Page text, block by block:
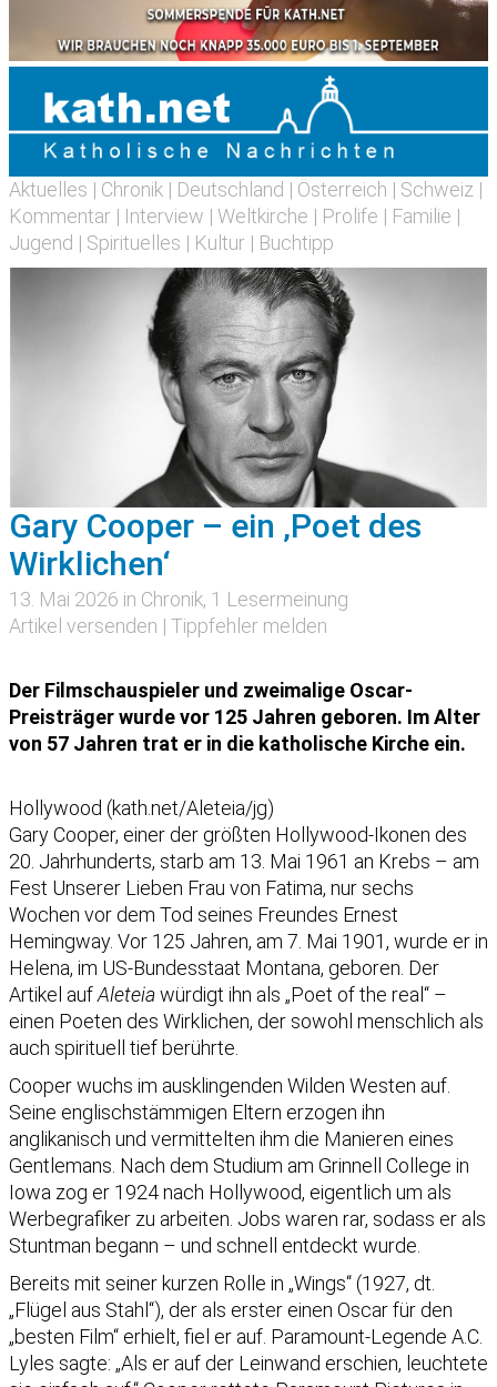
Aktuelles | Chronik | Deutschland | Österreich | Schweiz |
Kommentar | Interview | Weltkirche | Prolife | Familie |
Jugend | Spirituelles | Kultur | Buchtipp
Gary Cooper – ein ‚Poet des
Wirklichen‘
13. Mai 2026 in Chronik, 1 Lesermeinung
Artikel versenden | Tippfehler melden
Der Filmschauspieler und zweimalige Oscar-
Preisträger wurde vor 125 Jahren geboren. Im Alter
von 57 Jahren trat er in die katholische Kirche ein.
Hollywood (kath.net/Aleteia/jg)
Gary Cooper, einer der größten Hollywood-Ikonen des
20. Jahrhunderts, starb am 13. Mai 1961 an Krebs – am
Fest Unserer Lieben Frau von Fatima, nur sechs
Wochen vor dem Tod seines Freundes Ernest
Hemingway. Vor 125 Jahren, am 7. Mai 1901, wurde er in
Helena, im US-Bundesstaat Montana, geboren. Der
Artikel aufAleteiawürdigt ihn als „Poet of the real“ –
einen Poeten des Wirklichen, der sowohl menschlich als
auch spirituell tief berührte.
Cooper wuchs im ausklingenden Wilden Westen auf.
Seine englischstämmigen Eltern erzogen ihn
anglikanisch und vermittelten ihm die Manieren eines
Gentlemans. Nach dem Studium am Grinnell College in
Iowa zog er 1924 nach Hollywood, eigentlich um als
Werbegrafiker zu arbeiten. Jobs waren rar, sodass er als
Stuntman begann – und schnell entdeckt wurde.
Bereits mit seiner kurzen Rolle in „Wings“ (1927, dt.
„Flügel aus Stahl“), der als erster einen Oscar für den
„besten Film“ erhielt, fiel er auf. Paramount-Legende A.C.
Lyles sagte: „Als er auf der Leinwand erschien, leuchtete